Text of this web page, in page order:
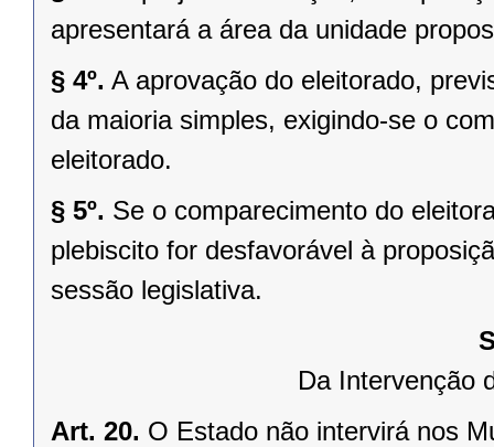
apresentará a área da unidade
§ 4º. A aprovação do eleitorado,
da maioria simples, exigindo-se o
eleitorado.
§ 5º. Se o comparecimento do
plebiscito for desfavorável à
sessão legislativa.
Da Intervenção
Art. 20. O Estado não intervirá nos